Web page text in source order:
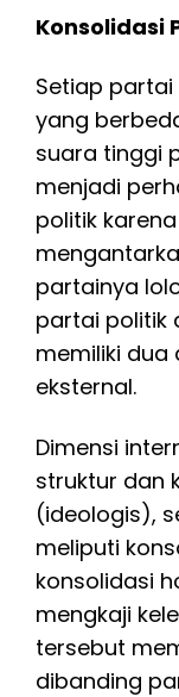
Konsolidasi
Setiap
yang
suara tinggi
menjadi
politik
partainya
partai politik
memiliki dua
eksternal.
Dimensi
struktur dan
(ideologis),
meliputi
konsolidasi
mengkaji
tersebut
dibanding